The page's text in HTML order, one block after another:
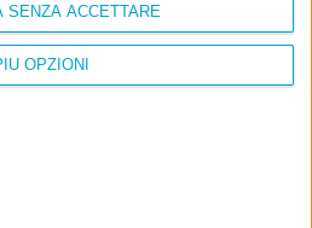
OPZIONI
SENZA ACCETTARE